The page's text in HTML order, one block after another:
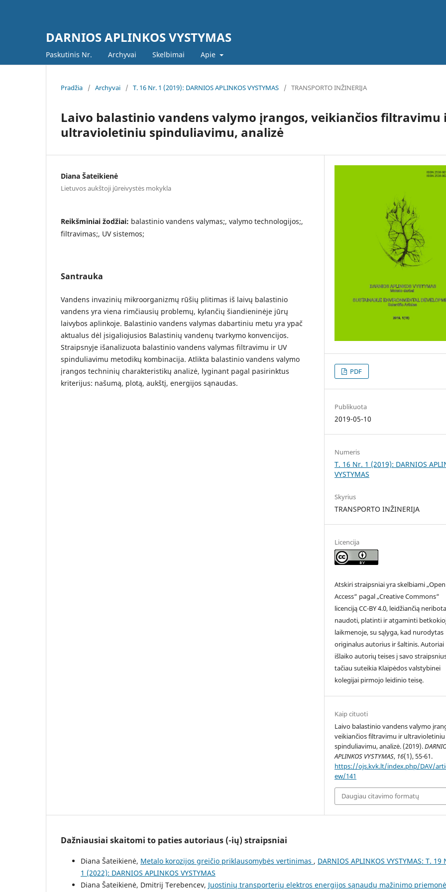
DARNIOS APLINKOS VYSTYMAS
Paskutinis Nr. Archyvai Skelbimai Apie
Pradžia / Archyvai / T. 16 Nr. 1 (2019): DARNIOS APLINKOS VYSTYMAS / TRANSPORTO INŽINERIJA
Laivo balastinio vandens valymo įrangos, veikiančios filtravimu
ultravioletiniu spinduliavimu, analizė
Diana Šateikienė
Lietuvos aukštoji jūreivystės mokykla
Reikšminiai žodžiai: balastinio vandens valymas;, valymo technologijos;,
filtravimas;, UV sistemos;
Santrauka
Vandens invazinių mikroorganizmų rūšių plitimas iš laivų balastinio
vandens yra viena rimčiausių problemų, kylančių šiandieninėje jūrų
laivybos aplinkoje. Balastinio vandens valymas dabartiniu metu yra ypač
aktualus dėl įsigaliojusios Balastinių vandenų tvarkymo konvencijos.
Straipsnyje išanalizuota balastinio vandens valymas filtravimu ir UV
spinduliavimu metodikų kombinacija. Atlikta balastinio vandens valymo
įrangos techninių charakteristikų analizė, lyginant pagal pasirinktus
kriterijus: našumą, plotą, aukštį, energijos sąnaudas.
PDF
Publikuota
2019-05-10
Numeris
T. 16 Nr. 1 (2019): DARNIOS
VYSTYMAS
Skyrius
TRANSPORTO INŽINERIJA
Licencija
Atskiri straipsniai yra skelbiami „Open
Access“ pagal „Creative Commons“
licenciją CC-BY 4.0, leidžiančią
naudoti, platinti ir atgaminti
laikmenoje, su sąlyga, kad nurodytas
originalus autorius ir šaltinis. Autoriai
išlaiko autorių teises į savo
tačiau suteikia Klaipėdos valstybinei
kolegijai pirmojo leidinio teisę.
Kaip cituoti
Laivo balastinio vandens valymo
veikiančios filtravimu ir ultravioletiniu
spinduliavimu, analizė. (2019).
APLINKOS VYSTYMAS, 16(1), 55-61.
https://ojs.kvk.lt/index.php/DAV/
ew/141
Daugiau citavimo formatų
Dažniausiai skaitomi to paties autoriaus (-ių) straipsniai
Diana Šateikienė, Metalo korozijos greičio priklausomybės vertinimas , DARNIOS APLINKOS VYSTYMAS: T. 19
1 (2022): DARNIOS APLINKOS VYSTYMAS
Diana Šateikienė, Dmitrij Terebencev, Juostinių transporterių elektros energijos sąnaudų mažinimo